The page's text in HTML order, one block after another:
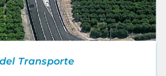
Transporte